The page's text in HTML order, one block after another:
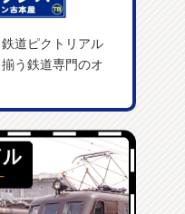
道ピクトリアル
う鉄道専門のオ